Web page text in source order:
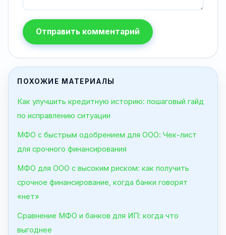
Отправить комментарий
ПОХОЖИЕ МАТЕРИАЛЫ
Как улучшить кредитную историю: пошаговый гайд
по исправлению ситуации
МФО с быстрым одобрением для ООО: Чек-лист
для срочного финансирования
МФО для ООО с высоким риском: как получить
срочное финансирование, когда банки говорят
«нет»
Сравнение МФО и банков для ИП: когда что
выгоднее